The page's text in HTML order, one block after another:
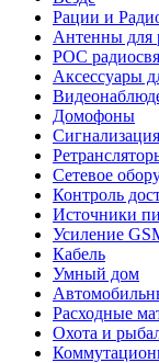
Рации и
Антенны для
POC
Аксессуары
Домофоны
Сигнализация
Сетевое
Контроль
Источники
Усиление
Кабель
Умный дом
Расходные
Охота и